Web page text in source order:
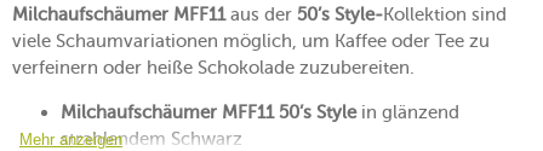
Milchaufschäumer MFF11aus der 50’s Style-Kollektion sind
viele Schaumvariationen möglich, um Kaffee oder Tee zu
verfeinern oder heiße Schokolade zuzubereiten.
Milchaufschäumer MFF11 50’s Stylein glänzend
strahlendem Schwarz
Mehr anzeigen